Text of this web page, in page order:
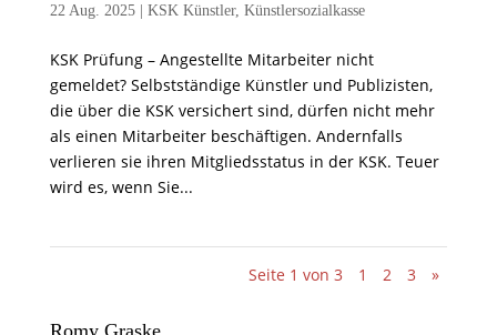
22 Aug. 2025| KSK Künstler, Künstlersozialkasse
KSK Prüfung – Angestellte Mitarbeiter nicht
gemeldet? Selbstständige Künstler und Publizisten,
die über die KSK versichert sind, dürfen nicht mehr
als einen Mitarbeiter beschäftigen. Andernfalls
verlieren sie ihren Mitgliedsstatus in der KSK. Teuer
wird es, wenn Sie...
Seite 1 von 3 1 2 3 »